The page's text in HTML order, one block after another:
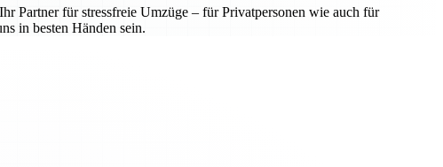
Partner für stressfreie Umzüge – für Privatpersonen wie auch für
in besten Händen sein.